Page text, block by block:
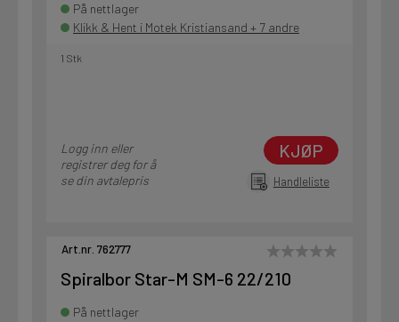
På nettlager
Klikk & Hent i Motek Kristiansand + 7 andre
1 Stk
Logg inn eller
registrer deg for å
se din avtalepris
KJØP
Handleliste
Art.nr. 762777
Spiralbor Star-M SM-6 22/210
På nettlager